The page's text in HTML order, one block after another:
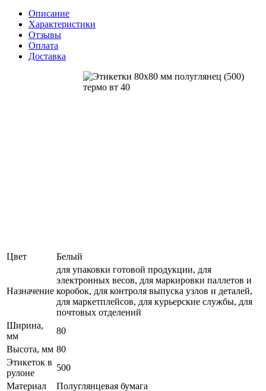
Описание
Характеристики
Отзывы
Оплата
Доставка
Цвет Белый
Назначение
для упаковки готовой продукции, для
электронных весов, для маркировки паллетов и
коробок, для контроля выпуска узлов и деталей,
для маркетплейсов, для курьерские службы, для
почтовых отделений
Ширина,
мм
80
Высота, мм 80
Этикеток в
рулоне
500
Материал
Полуглянцевая бумага